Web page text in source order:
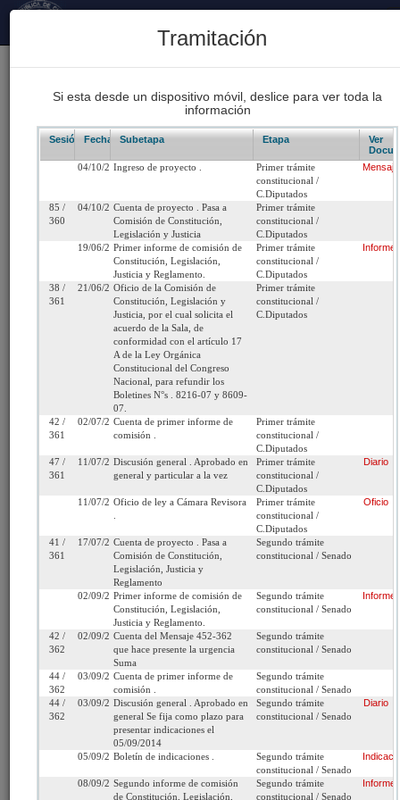
Proyectos de Ley Despachados 93
65
Boletín 8609-07
Modifica Art. 391, N°2 del Código Penal, con el
objeto de aumentar la penalidad al delito de
homicidio simple.
Ingreso:
Jueves 4 de Octubre,
2012
Actual:
de Origen:
Iniciativa:
Proyecto:
Refundido:
*matriz* / 8609-07
Etapa: Tramitación terminada
Ley N° 20.779 (Diario
Oficial del 17/09/2014)
http://www.senado.cl/appsenado/templates/tramitacion/
boletin_ini=8609-07
Seleccione la información que desea
Tramitación Informes Oficios Indicaciones
Tramitación
Si esta desde un dispositivo móvil, deslice para ver toda la
información
Sesión/Leg.
Fecha Subetapa Etapa
Ver
04/10/2012Ingreso de proyecto .
Primer trámite
constitucional /
C.Diputados
85 /
360
04/10/2012Cuenta de proyecto . Pasa a
Comisión de Constitución,
Legislación y Justicia
Primer trámite
constitucional /
C.Diputados
19/06/2013Primer informe de comisión de
Constitución, Legislación,
Justicia y Reglamento.
Primer trámite
constitucional /
C.Diputados
Informe
38 /
361
21/06/2013Oficio de la Comisión de
Constitución, Legislación y
Justicia, por el cual solicita el
acuerdo de la Sala, de
conformidad con el artículo 17
A de la Ley Orgánica
Constitucional del Congreso
Nacional, para refundir los
Boletines N°s . 8216-07 y 8609-
07.
Primer trámite
constitucional /
C.Diputados
42 /
361
02/07/2013Cuenta de primer informe de
comisión .
Primer trámite
constitucional /
C.Diputados
47 /
361
11/07/2013Discusión general . Aprobado en
general y particular a la vez
Primer trámite
constitucional /
C.Diputados
Diario
11/07/2013Oficio de ley a Cámara Revisora
Primer trámite
constitucional /
C.Diputados
Oficio
41 /
361
17/07/2013Cuenta de proyecto . Pasa a
Comisión de Constitución,
Legislación, Justicia y
Reglamento
Segundo trámite
constitucional / Senado
02/09/2014Primer informe de comisión de
Constitución, Legislación,
Justicia y Reglamento.
Segundo trámite
constitucional / Senado
Informe
42 /
362
02/09/2014Cuenta del Mensaje 452-362
que hace presente la urgencia
Suma
Segundo trámite
constitucional / Senado
44 /
362
03/09/2014Cuenta de primer informe de
comisión .
Segundo trámite
constitucional / Senado
44 /
362
03/09/2014Discusión general . Aprobado en
general Se fija como plazo para
presentar indicaciones el
05/09/2014
Segundo trámite
constitucional / Senado
Diario
05/09/2014Boletín de indicaciones .
Segundo trámite
constitucional / Senado
08/09/2014Segundo informe de comisión
de Constitución, Legislación,
Segundo trámite
constitucional / Senado
Informe